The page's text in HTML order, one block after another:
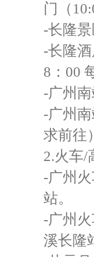
门（
-长隆
-长隆
8：00
-广州
-广州
求前往
2.火车/
-广州
站。
-广州
溪长隆